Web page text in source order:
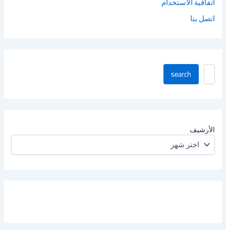
اتصل بنا
ا
ح
ا
ل
و
search
الأرشيف